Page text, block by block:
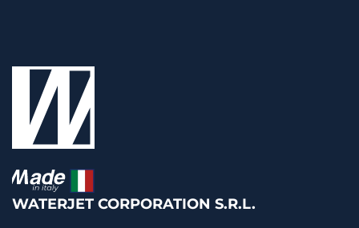
WATERJET CORPORATION S.R.L.